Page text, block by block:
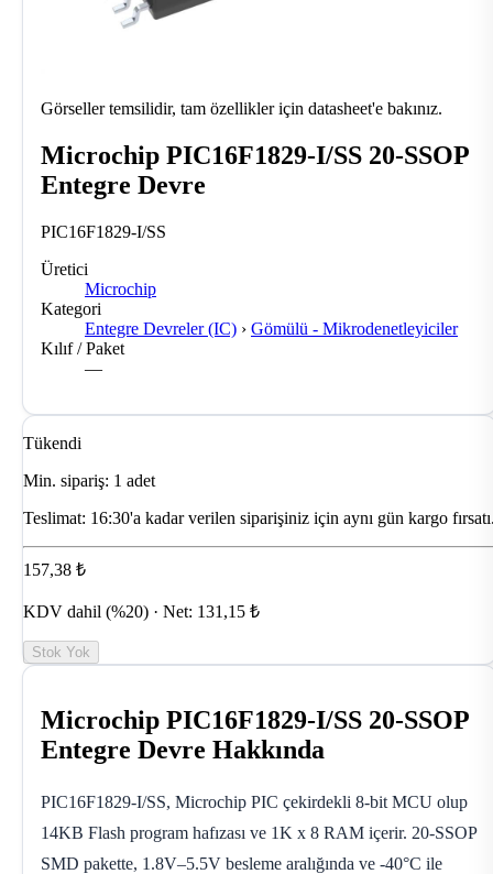
Görseller temsilidir, tam özellikler için datasheet'e bakınız.
Microchip PIC16F1829-I/SS 20-SSOP
Entegre Devre
PIC16F1829-I/SS
Üretici
Microchip
Kategori
Entegre Devreler (IC) › Gömülü - Mikrodenetleyiciler
Kılıf / Paket
—
Tükendi
Min. sipariş: 1 adet
Teslimat: 16:30'a kadar verilen siparişiniz için aynı gün kargo
157,38 ₺
KDV dahil (%20) · Net: 131,15 ₺
Stok Yok
Microchip PIC16F1829-I/SS 20-SSOP
Entegre Devre Hakkında
PIC16F1829-I/SS, Microchip PIC çekirdekli 8-bit MCU olup
14KB Flash program hafızası ve 1K x 8 RAM içerir. 20-SSOP
SMD pakette, 1.8V–5.5V besleme aralığında ve -40°C ile